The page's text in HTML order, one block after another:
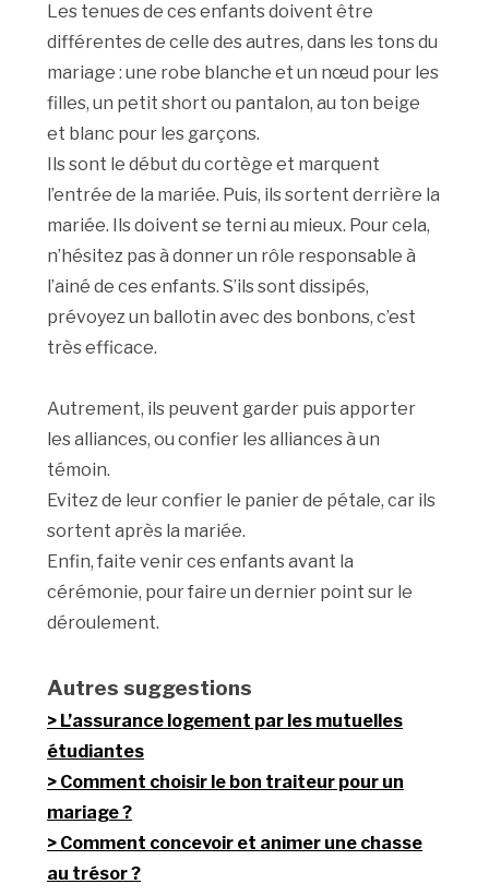
Les tenues de ces enfants doivent être
différentes de celle des autres, dans les tons du
mariage : une robe blanche et un nœud pour les
filles, un petit short ou pantalon, au ton beige
et blanc pour les garçons.
Ils sont le début du cortège et marquent
l’entrée de la mariée. Puis, ils sortent derrière la
mariée. Ils doivent se terni au mieux. Pour cela,
n’hésitez pas à donner un rôle responsable à
l’ainé de ces enfants. S’ils sont dissipés,
prévoyez un ballotin avec des bonbons, c’est
très efficace.
Autrement, ils peuvent garder puis apporter
les alliances, ou confier les alliances à un
témoin.
Evitez de leur confier le panier de pétale, car ils
sortent après la mariée.
Enfin, faite venir ces enfants avant la
cérémonie, pour faire un dernier point sur le
déroulement.
Autres suggestions
L’assurance logement par les mutuelles
étudiantes
Comment choisir le bon traiteur pour un
mariage ?
Comment concevoir et animer une chasse
au trésor ?